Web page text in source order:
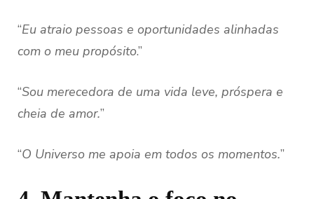
“Eu atraio pessoas e oportunidades alinhadas
com o meu propósito.”
“Sou merecedora de uma vida leve, próspera e
cheia de amor.”
“O Universo me apoia em todos os momentos.”